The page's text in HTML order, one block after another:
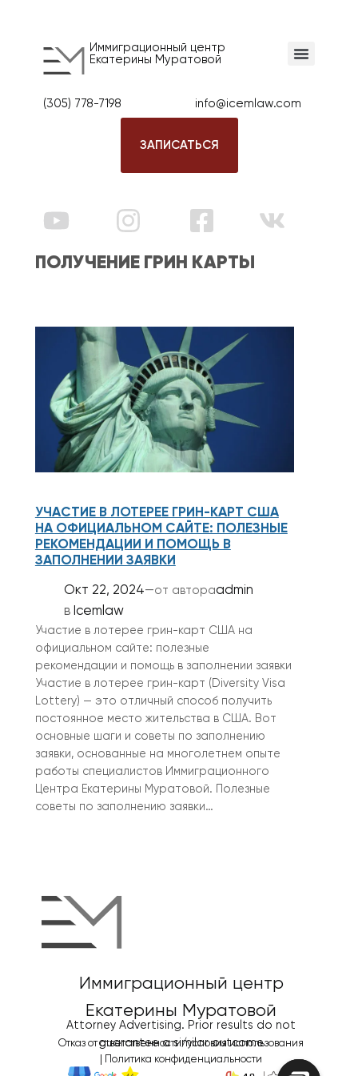
Иммиграционный центр
Екатерины Муратовой
(305) 778-7198 info@icemlaw.com
ЗАПИСАТЬСЯ
ПОЛУЧЕНИЕ ГРИН КАРТЫ
УЧАСТИЕ В ЛОТЕРЕЕ ГРИН-КАРТ США
НА ОФИЦИАЛЬНОМ САЙТЕ: ПОЛЕЗНЫЕ
РЕКОМЕНДАЦИИ И ПОМОЩЬ В
ЗАПОЛНЕНИИ ЗАЯВКИ
Окт 22, 2024—от автораadmin
в Icemlaw
Участие в лотерее грин-карт США на
официальном сайте: полезные
рекомендации и помощь в заполнении заявки
Участие в лотерее грин-карт (Diversity Visa
Lottery) — это отличный способ получить
постоянное место жительства в США. Вот
основные шаги и советы по заполнению
заявки, основанные на многолетнем опыте
работы специалистов Иммиграционного
Центра Екатерины Муратовой. Полезные
советы по заполнению заявки…
Иммиграционный центр
Екатерины Муратовой
Attorney Advertising. Prior results do not
guarantee a similar outcome
Отказ от ответственности/условия использования
Политика конфиденциальности